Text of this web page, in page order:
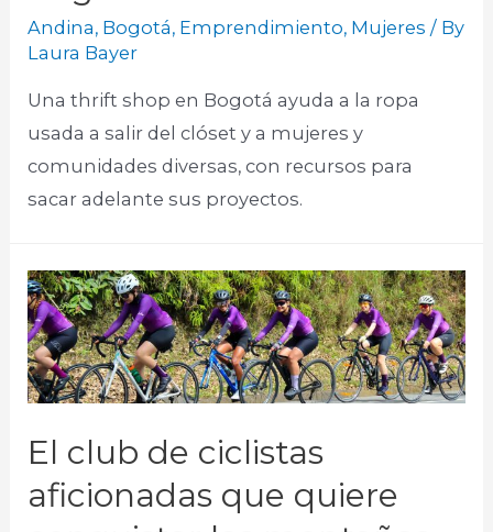
Andina, Bogotá, Emprendimiento, Mujeres / By
Laura Bayer
Una thrift shop en Bogotá ayuda a la ropa
usada a salir del clóset y a mujeres y
comunidades diversas, con recursos para
sacar adelante sus proyectos.
El club de ciclistas
aficionadas que quiere